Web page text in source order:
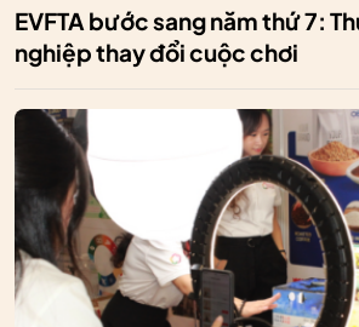
EVFTA bước sang năm thứ 7:
nghiệp thay đổi cuộc chơi